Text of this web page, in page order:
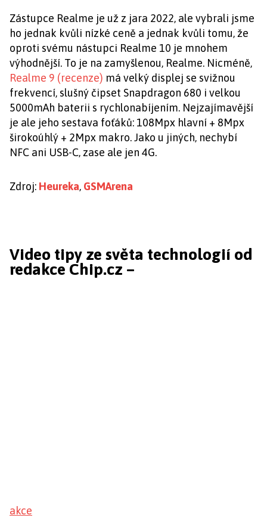
Zástupce Realme je už z jara 2022, ale vybrali jsme
ho jednak kvůli nízké ceně a jednak kvůli tomu, že
oproti svému nástupci Realme 10 je mnohem
výhodnější. To je na zamyšlenou, Realme. Nicméně,
Realme 9 (recenze) má velký displej se svižnou
frekvencí, slušný čipset Snapdragon 680 i velkou
5000mAh baterii s rychlonabíjením. Nejzajímavější
je ale jeho sestava foťáků: 108Mpx hlavní + 8Mpx
širokoúhlý + 2Mpx makro. Jako u jiných, nechybí
NFC ani USB-C, zase ale jen 4G.
Zdroj: Heureka, GSMArena
Video tipy ze světa technologií od
redakce Chip.cz –
akce